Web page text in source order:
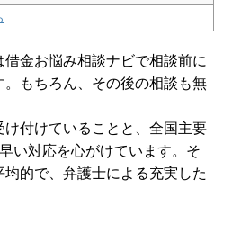
金お悩み相談ナビで相談前に
もちろん、その後の相談も無
付けていることと、全国主要
い対応を心がけています。そ
的で、弁護士による充実した